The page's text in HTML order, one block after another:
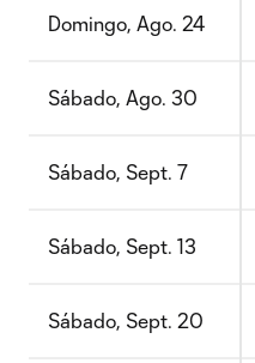
Domingo, Ago. 24
Sábado, Ago. 30
Sábado, Sept. 7
Sábado, Sept. 13
Sábado, Sept. 20